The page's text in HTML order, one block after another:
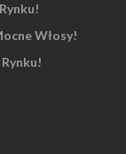
Włosy!